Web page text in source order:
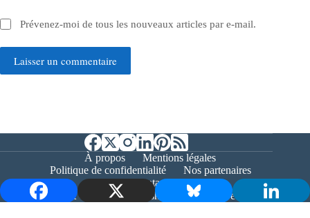
Prévenez-moi de tous les nouveaux articles par e-mail.
Laisser un commentaire
À propos
Mentions légales
Politique de confidentialité
Nos partenaires
Contact
Copyright © 2026 - Bernieshoot.fr Journal Web